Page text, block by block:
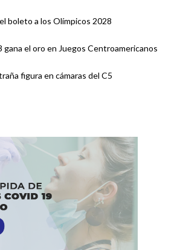
boleto a los Olímpicos 2028
gana el oro en Juegos Centroamericanos
figura en cámaras del C5